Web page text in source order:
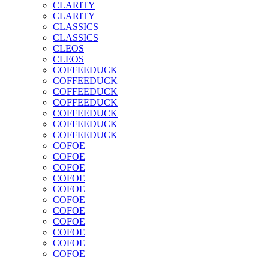
CLARITY
CLARITY
CLASSICS
CLASSICS
CLEOS
CLEOS
COFFEEDUCK
COFFEEDUCK
COFFEEDUCK
COFFEEDUCK
COFFEEDUCK
COFFEEDUCK
COFFEEDUCK
COFOE
COFOE
COFOE
COFOE
COFOE
COFOE
COFOE
COFOE
COFOE
COFOE
COFOE